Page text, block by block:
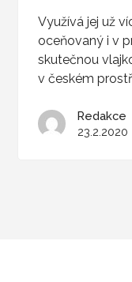
Využívá jej už
oceňovaný i v
skutečnou
v českém
Redakce
23.2.2020